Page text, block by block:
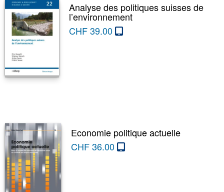
Analyse des politiques suisses de
l’environnement
CHF39.00
Economie politique actuelle
CHF36.00